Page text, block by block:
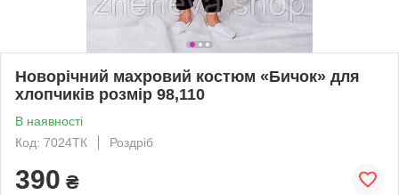
Новорічний махровий костюм «Бичок» для
хлопчиків розмір 98,110
В наявності
Код: 7024ТК
Роздріб
390 ₴